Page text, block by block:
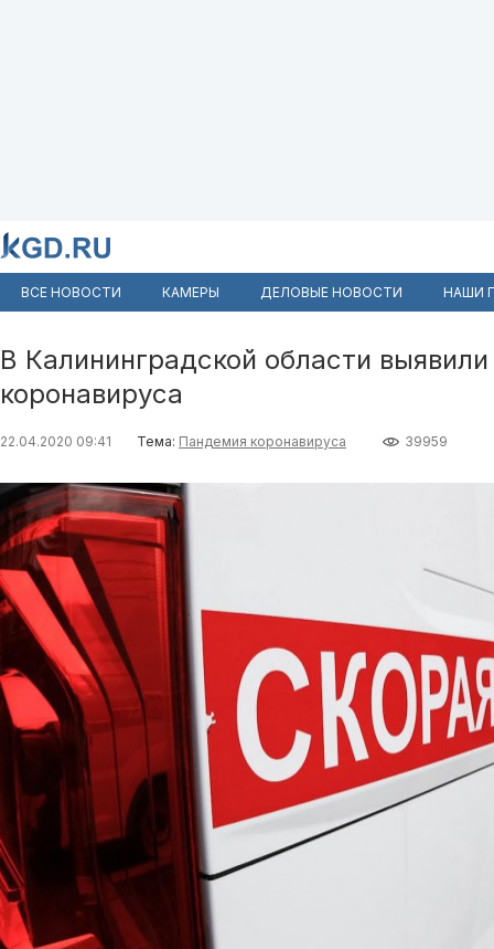
ВСЕ НОВОСТИ КАМЕРЫ ДЕЛОВЫЕ НОВОСТИ НАШИ
В Калининградской области
коронавируса
22.04.2020 09:41 Тема: Пандемия коронавируса 39959